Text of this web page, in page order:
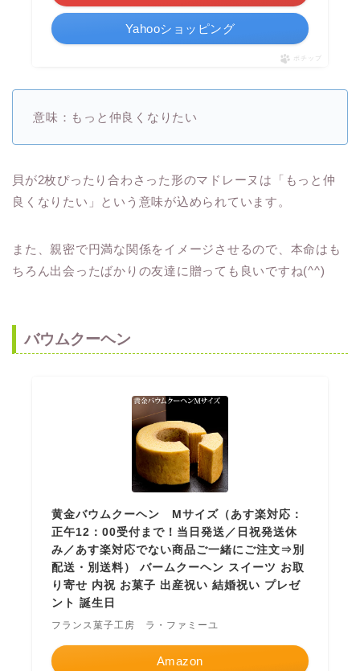
Yahooショッピング
ポチップ
意味：もっと仲良くなりたい
貝が2枚ぴったり合わさった形のマドレーヌは「もっと仲
良くなりたい」という意味が込められています。
また、親密で円満な関係をイメージさせるので、本命はも
ちろん出会ったばかりの友達に贈っても良いですね(^^)
バウムクーヘン
黄金バウムクーヘン Mサイズ（あす楽対応：
正午12：00受付まで！当日発送／日祝発送休
み／あす楽対応でない商品ご一緒にご注文⇒別
配送・別送料） バームクーヘン スイーツ お取
り寄せ 内祝 お菓子 出産祝い 結婚祝い プレゼ
ント 誕生日
フランス菓子工房 ラ・ファミーユ
Amazon